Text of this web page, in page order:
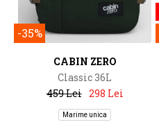
-35%
CABIN ZERO
Classic 36L
459 Lei 298 Lei
Marime unica